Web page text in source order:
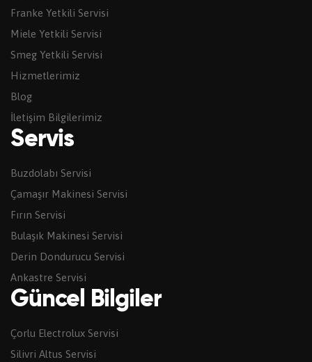
Franke Yetkili Servisi
Miele Yetkili Servisi
Smeg Yetkili Servisi
Hizmetlerimiz
Blog
İletişim Bilgilerimiz
Servis
Buzdolabı Servisi
Çamaşır Makinesi Servisi
Fırın Servisi
Bulaşık Makinesi Servisi
Derin Dondurucu Servisi
Ankastre Servisi
Güncel Bilgiler
Çorlu Electrolux Servisi
Silivri Altus Servisi